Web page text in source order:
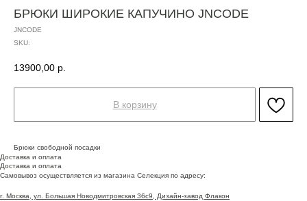
БРЮКИ ШИРОКИЕ КАПУЧИНО JNCODE
JNCODE
SKU:
13900,00 р.
В корзину
Брюки свободной посадки
Доставка и оплата
Доставка и оплата
Самовывоз осуществляется из магазина Селекция по адресу:
г. Москва, ул. Большая Новодмитровская 36с9, Дизайн-завод Флакон